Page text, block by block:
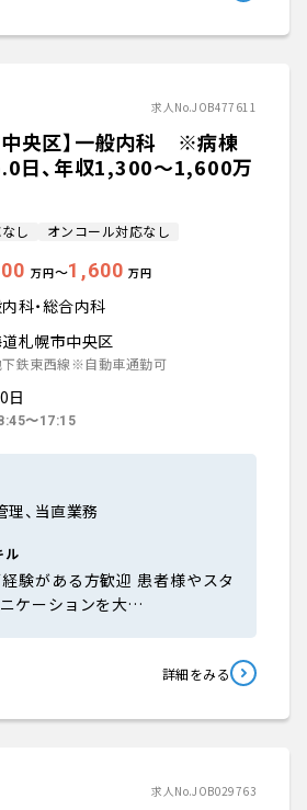
求人No.JOB477611
中央区】一般内科 ※病棟
日、年収1,300〜1,600万
し オンコール対応なし
万円〜1,600 万円
科・総合内科
札幌市中央区
下鉄東西線※自動車通勤可
日
〜17:15
理、当直業務
ル
験がある方歓迎 患者様やスタ
ケーションを大…
詳細をみる
求人No.JOB029763